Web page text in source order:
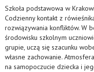
Szkoła podstawowa w
Codzienny kontakt z
rozwiązywania konfliktów. W
środowisku szkolnym
grupie, uczą się szacunku
własne zachowanie.
na samopoczucie dziecka i